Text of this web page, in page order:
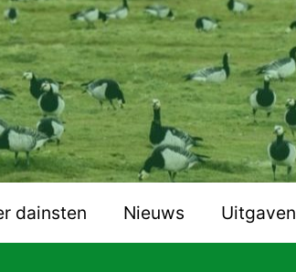
dainsten Nieuws Uitgaven